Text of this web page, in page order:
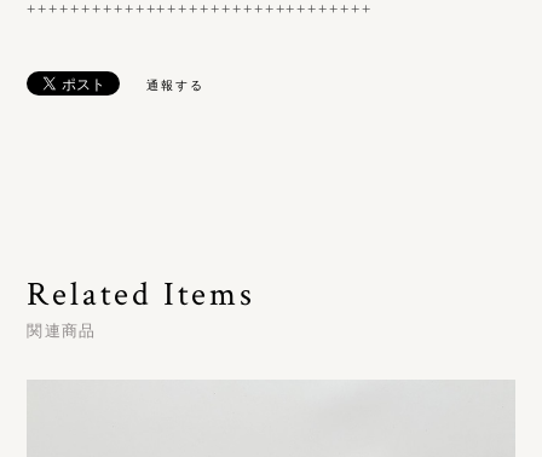
++++++++++++++++++++++++++++++++
通報する
Related Items
関連商品